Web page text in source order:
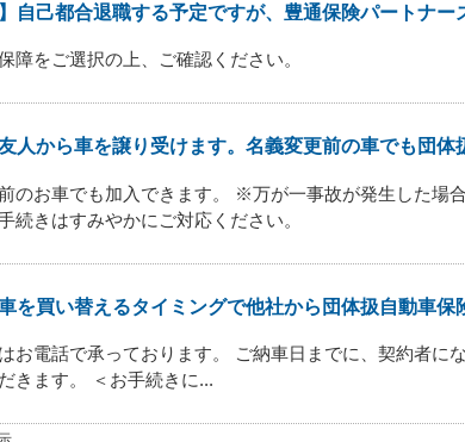
】自己都合退職する予定ですが、豊通保険パートナー
障をご選択の上、ご確認ください。
友人から車を譲り受けます。名義変更前の車でも団体
のお車でも加入できます。 ※万が一事故が発生した場
続きはすみやかにご対応ください。
車を買い替えるタイミングで他社から団体扱自動車保
お電話で承っております。 ご納車日までに、契約者に
きます。 ＜お手続きに...